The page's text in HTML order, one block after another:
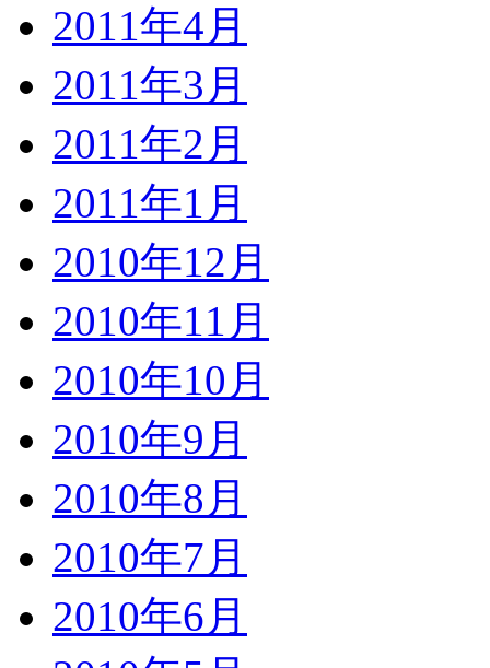
2011年4月
2011年3月
2011年2月
2011年1月
2010年12月
2010年11月
2010年10月
2010年9月
2010年8月
2010年7月
2010年6月